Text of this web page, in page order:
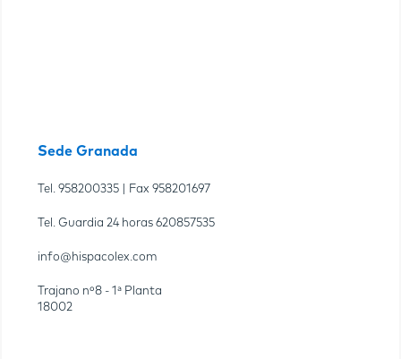
Sede Granada
Tel. 958200335 | Fax 958201697
Tel. Guardia 24 horas 620857535
info@hispacolex.com
Trajano nº8 - 1ª Planta
18002